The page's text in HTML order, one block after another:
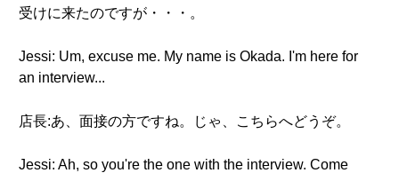
受けに来たのですが・・・。
Jessi: Um, excuse me. My name is Okada. I'm here for
an interview...
店長:あ、面接の方ですね。じゃ、こちらへどうぞ。
Jessi: Ah, so you're the one with the interview. Come